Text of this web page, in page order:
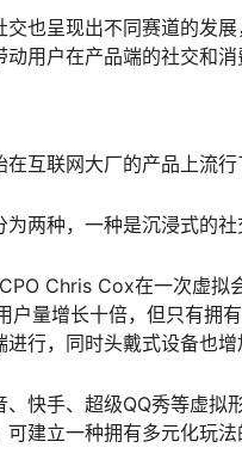
也呈现出不同赛道的发
用户在产品端的社交和
互联网大厂的产品上流
两种，一种是沉浸式的
Chris Cox在一次虚拟
户量增长十倍，但只有拥
行，同时头戴式设备也增
快手、超级QQ秀等虚
可建立一种拥有多元化玩